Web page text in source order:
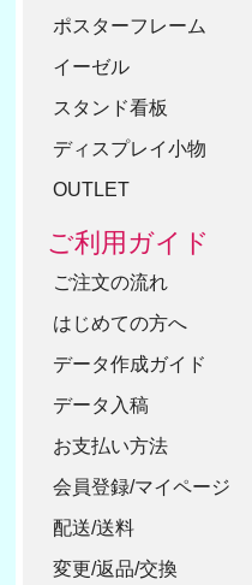
ポスターフレーム
イーゼル
スタンド看板
ディスプレイ小物
OUTLET
ご利用ガイド
ご注文の流れ
はじめての方へ
データ作成ガイド
データ入稿
お支払い方法
会員登録/マイページ
配送/送料
変更/返品/交換